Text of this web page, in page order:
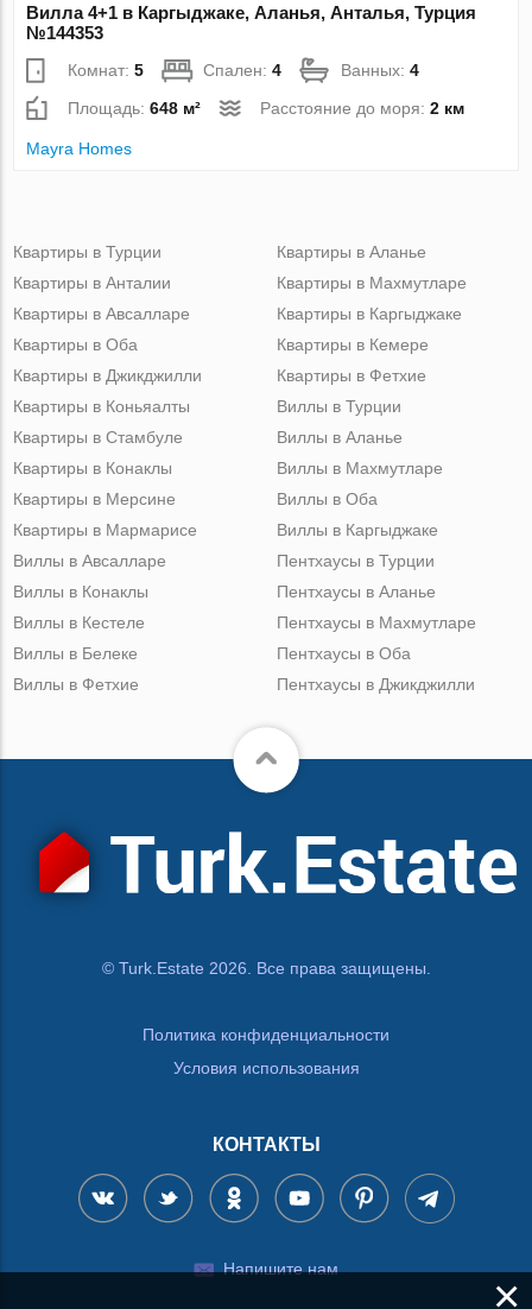
Вилла 4+1 в Каргыджаке, Аланья, Анталья, Турция
№144353
Комнат:5 Спален:4 Ванных:4
Площадь:648 м² Расстояние до моря:2 км
Mayra Homes
Квартиры в Турции
Квартиры в Анталии
Квартиры в Авсалларе
Квартиры в Оба
Квартиры в Джикджилли
Квартиры в Аланье
Квартиры в Махмутларе
Квартиры в Каргыджаке
Квартиры в Кемере
Квартиры в Фетхие
Квартиры в Коньяалты
Квартиры в Стамбуле
Квартиры в Конаклы
Квартиры в Мерсине
Квартиры в Мармарисе
Виллы в Турции
Виллы в Аланье
Виллы в Махмутларе
Виллы в Оба
Виллы в Каргыджаке
Виллы в Авсалларе
Виллы в Конаклы
Виллы в Кестеле
Виллы в Белеке
Виллы в Фетхие
Пентхаусы в Турции
Пентхаусы в Аланье
Пентхаусы в Махмутларе
Пентхаусы в Оба
Пентхаусы в Джикджилли
© Turk.Estate 2026. Все права защищены.
Политика конфиденциальности
Условия использования
КОНТАКТЫ
Напишите нам
×